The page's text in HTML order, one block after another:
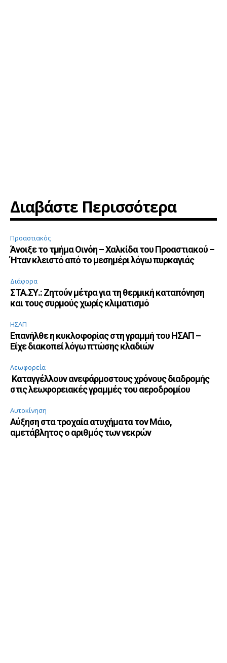
Διαβάστε Περισσότερα
Προαστιακός
Άνοιξε το τμήμα Οινόη – Χαλκίδα του Προαστιακού –
Ήταν κλειστό από το μεσημέρι λόγω πυρκαγιάς
Διάφορα
ΣΤΑ.ΣΥ.: Ζητούν μέτρα για τη θερμική καταπόνηση
και τους συρμούς χωρίς κλιματισμό
ΗΣΑΠ
Επανήλθε η κυκλοφορίας στη γραμμή του ΗΣΑΠ –
Είχε διακοπεί λόγω πτώσης κλαδιών
Λεωφορεία
Καταγγέλλουν ανεφάρμοστους χρόνους διαδρομής
στις λεωφορειακές γραμμές του αεροδρομίου
Αυτοκίνηση
Αύξηση στα τροχαία ατυχήματα τον Μάιο,
αμετάβλητος ο αριθμός των νεκρών